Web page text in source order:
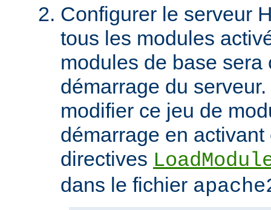
Configurer le serveur
tous les modules
modules de base sera
démarrage du
modifier ce jeu de
démarrage en
directives
dans le fichier